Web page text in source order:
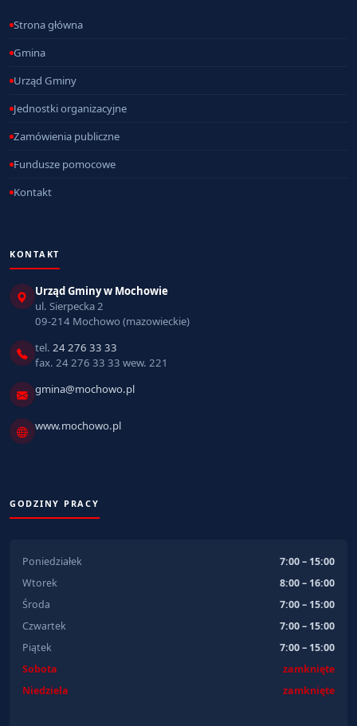
Strona główna
Gmina
Urząd Gminy
Jednostki organizacyjne
Zamówienia publiczne
Fundusze pomocowe
Kontakt
KONTAKT
Urząd Gminy w Mochowie
ul. Sierpecka 2
09-214 Mochowo (mazowieckie)
tel. 24 276 33 33
fax. 24 276 33 33 wew. 221
gmina@mochowo.pl
www.mochowo.pl
GODZINY PRACY
Poniedziałek
7:00 – 15:00
Wtorek
8:00 – 16:00
Środa
7:00 – 15:00
Czwartek
7:00 – 15:00
Piątek
7:00 – 15:00
Sobota
zamknięte
Niedziela
zamknięte